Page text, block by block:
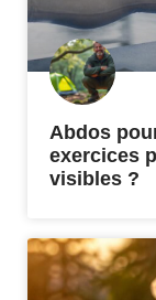
Abdos
exercices
visibles ?